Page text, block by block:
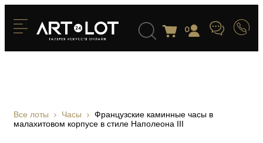
0
Все лоты Часы
Французские каминные часы в
малахитовом корпусе в стиле Наполеона III